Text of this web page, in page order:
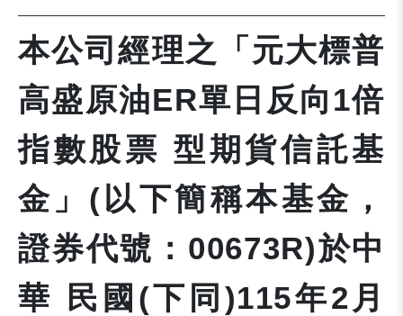
本公司經理之「元大標普
高盛原油ER單日反向1倍
指數股票 型期貨信託基
金」(以下簡稱本基金，
證券代號：00673R)於中
華 民國(下同)115年2月